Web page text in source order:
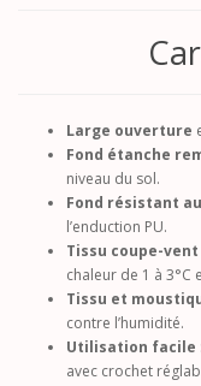
Large ouverture
Fond étanche
niveau du sol.
Fond résistant
l’enduction PU.
Tissu coupe-
chaleur de 1 à 3°C
Tissu et
contre l’humidité.
Utilisation facile
avec crochet